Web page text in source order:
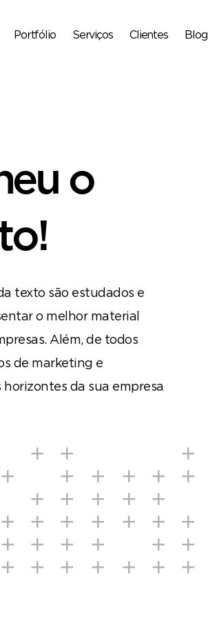
Portfólio Serviços Clientes Blog
o
texto são estudados e
o melhor material
Além, de todos
de marketing e
da sua empresa